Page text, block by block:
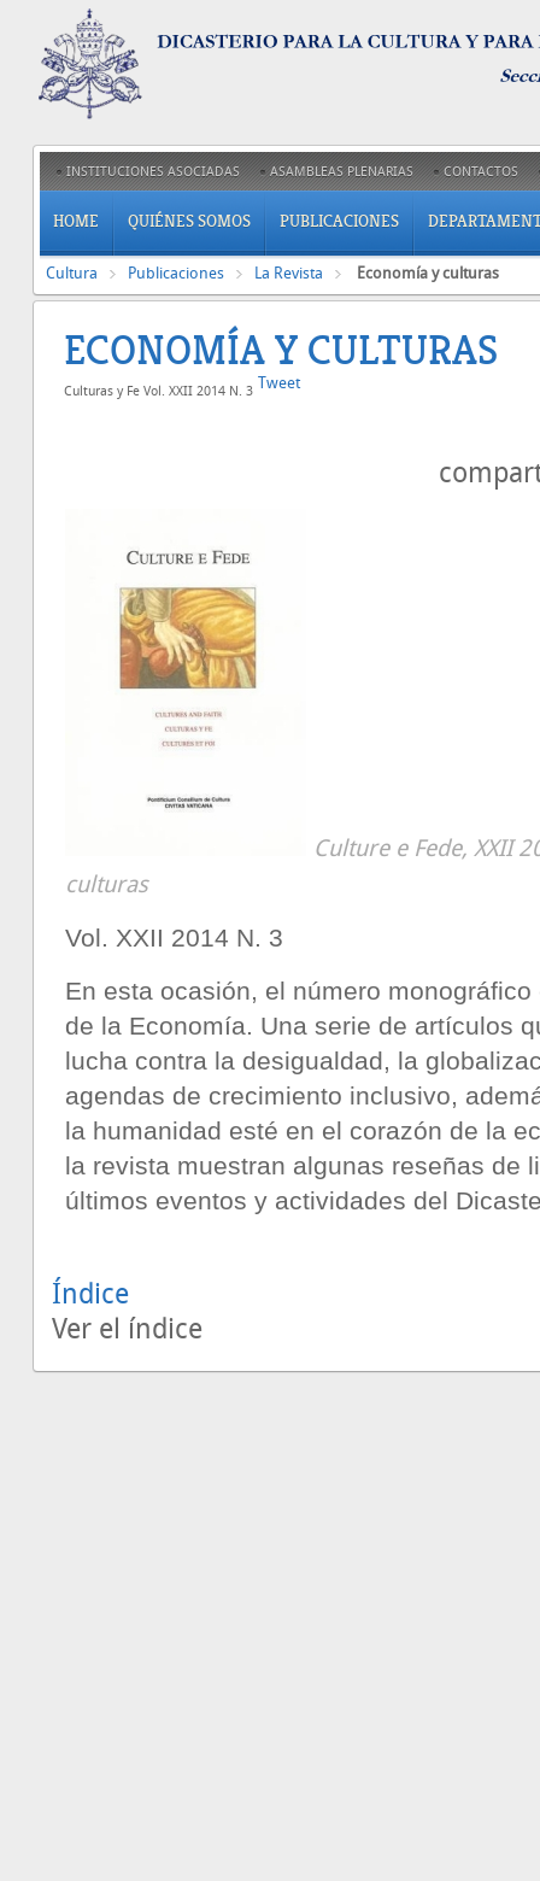
INSTITUCIONES ASOCIADAS ASAMBLEAS PLENARIAS CONTACTOS
HOME QUIÉNES SOMOS PUBLICACIONES
Cultura Publicaciones La Revista Economía y culturas
ECONOMÍA Y CULTURAS
Culturas y Fe Vol. XXII 2014 N. 3 Tweet
Culture e Fede, XXII
culturas
Vol. XXII 2014 N. 3
En esta ocasión, el número
de la Economía. Una serie de artículos
lucha contra la desigualdad, la
agendas de crecimiento inclusivo,
la humanidad esté en el corazón de la
la revista muestran algunas reseñas de
últimos eventos y actividades del
Índice
Ver el índice